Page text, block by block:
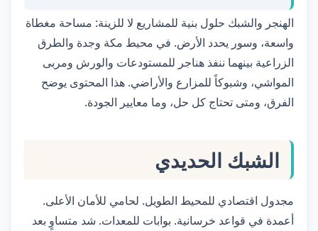
الهنجر والشبك حلول بنية للمشاريع لا للزينة: مساحة مغطاة
واسعة، وسور يحدد الأرض. في محيط مكة وجدة والطرق
الزراعية بينهما ننفذ هناجر للمستودعات والورش ومربى
المواشي، وشبوكاً للمزارع والأراضي. هذا المحتوى يوضح
الفرق، ومتى تحتاج كل حل، وما معايير الجودة.
الشبك الحديدي
مجدول اقتصادي للمحيط الطويل. لحامي للأمان الأعلى.
أعمدة في قواعد خرسانية. بوابات للمعدات. شد متساوٍ بعد